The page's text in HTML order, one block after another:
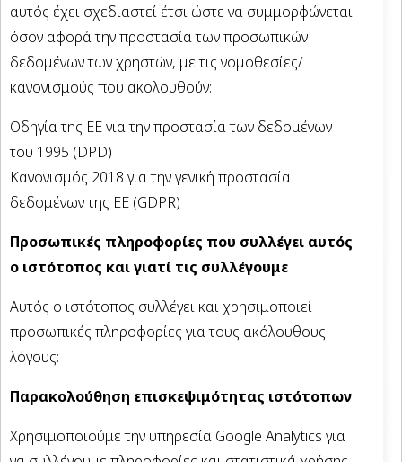
αυτός έχει σχεδιαστεί έτσι ώστε να συμμορφώνεται
όσον αφορά την προστασία των προσωπικών
δεδομένων των χρηστών, με τις νομοθεσίες/
κανονισμούς που ακολουθούν:
Οδηγία της ΕΕ για την προστασία των δεδομένων
του 1995 (DPD)
Κανονισμός 2018 για την γενική προστασία
δεδομένων της ΕΕ (GDPR)
Προσωπικές πληροφορίες που συλλέγει αυτός
ο ιστότοπος και γιατί τις συλλέγουμε
Αυτός ο ιστότοπος συλλέγει και χρησιμοποιεί
προσωπικές πληροφορίες για τους ακόλουθους
λόγους:
Παρακολούθηση επισκεψιμότητας ιστότοπων
Χρησιμοποιούμε την υπηρεσία Google Analytics για